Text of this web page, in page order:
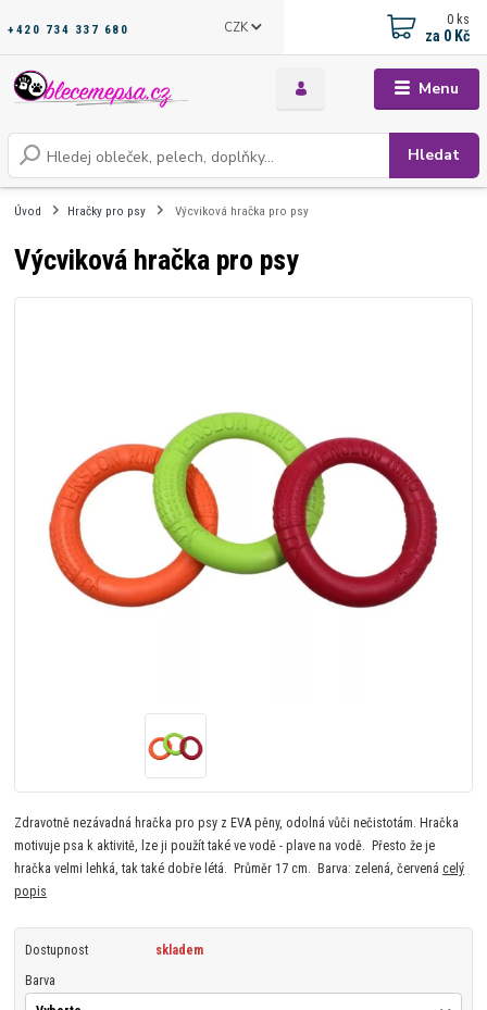
Menu
CZK
Hledat
+420 734 337 680
0 ks
za 0 Kč
Úvod Hračky pro psy Výcviková hračka pro psy
Výcviková hračka pro psy
Zdravotně nezávadná hračka pro psy z EVA pěny, odolná vůči nečistotám. Hračka
motivuje psa k aktivitě, lze ji použít také ve vodě - plave na vodě. Přesto že je
hračka velmi lehká, tak také dobře létá. Průměr 17 cm. Barva: zelená, červenácelý
popis
Dostupnost skladem
Barva